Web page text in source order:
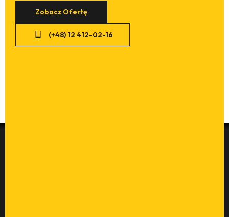
Zobacz Ofertę
(+48) 12 412-02-16